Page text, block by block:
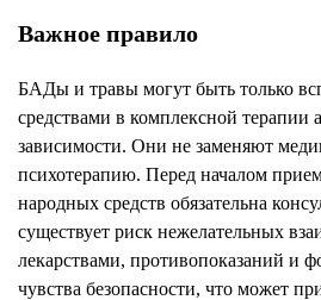
Важное правило
БАДы и травы могут быть только
средствами в комплексной терапии
зависимости. Они не заменяют
психотерапию. Перед началом
народных средств обязательна
существует риск нежелательных
лекарствами, противопоказаний и
чувства безопасности, что может